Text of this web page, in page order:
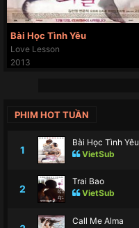
Bài Học Tình Yêu
Love Lesson
2013
PHIM HOT TUẦN
1
Bài Học Tình Yêu
VietSub
2
Trai Bao
VietSub
Call Me Alma